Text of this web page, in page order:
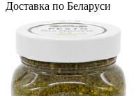
Доcтавка по Беларуси